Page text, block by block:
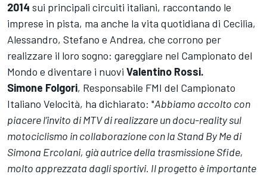
2014 sui principali circuiti italiani, raccontando le
imprese in pista, ma anche la vita quotidiana di Cecilia,
Alessandro, Stefano e Andrea, che corrono per
realizzare il loro sogno: gareggiare nel Campionato del
Mondo e diventare i nuovi Valentino Rossi.
Simone Folgori, Responsabile FMI del Campionato
Italiano Velocità, ha dichiarato: "Abbiamo accolto con
piacere l’invito di MTV di realizzare un docu-reality sul
motociclismo in collaborazione con la Stand By Me di
Simona Ercolani, già autrice della trasmissione Sfide,
molto apprezzata dagli sportivi. Il progetto è importante